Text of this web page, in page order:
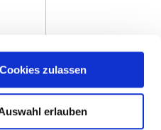
Cookies zulassen
erlauben